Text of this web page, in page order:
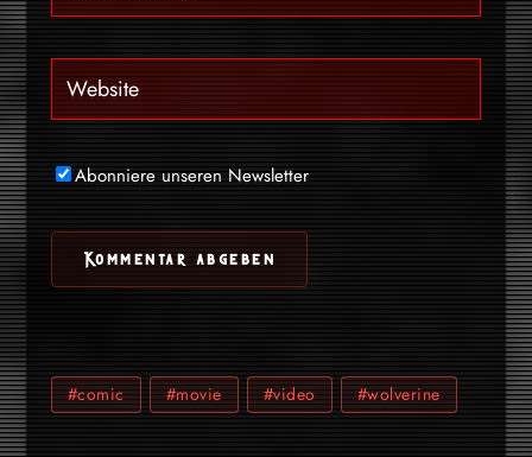
Abonniere unseren Newsletter
#comic #movie #video #wolverine